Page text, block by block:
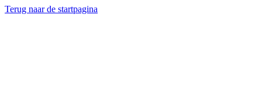
Terug naar de startpagina